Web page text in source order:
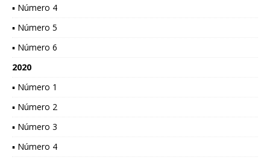
▪ Número 4
▪ Número 5
▪ Número 6
2020
▪ Número 1
▪ Número 2
▪ Número 3
▪ Número 4